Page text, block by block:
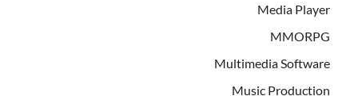
Media Player
MMORPG
Multimedia Software
Music Production